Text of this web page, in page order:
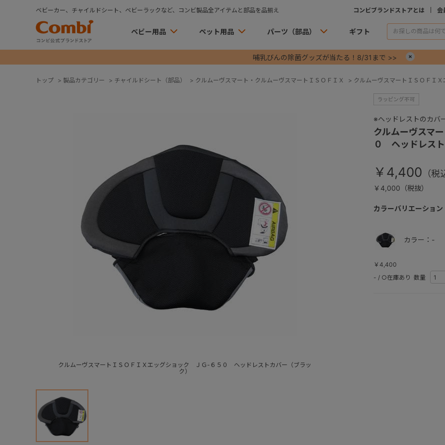
ベビーカー、チャイルドシート、ベビーラックなど、コンビ製品全アイテムと部品を品揃え コンビブランドストアとは 会
ベビー用品 ペット用品 パーツ（部品） ギフト
哺乳びんの除菌グッズが当たる！8/31まで >>
トップ > 製品カテゴリー > チャイルドシート（部品） > クルムーヴスマート・クルムーヴスマートＩＳＯＦＩＸ > クルムーヴスマートＩＳＯＦＩ
クルムーヴスマートＩＳＯＦＩＸエッグショック ＪＧ-６５０ ヘッドレストカバー（ブラッ
ク）
※ヘッドレストのカバ
クルムーヴスマ
０ ヘッドレスト
￥4,400
￥4,000（税抜）
カラーバリエーション
カラー：-
￥4,400
- / ○在庫あり 数量